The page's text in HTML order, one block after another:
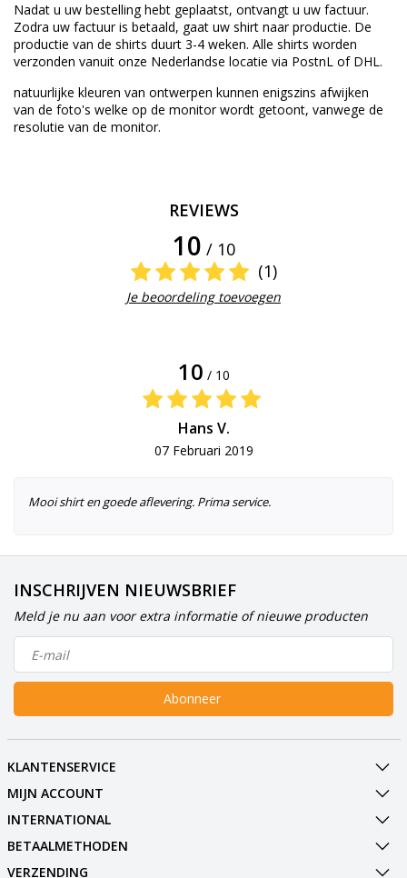
Nadat u uw bestelling hebt geplaatst, ontvangt u uw factuur.
Zodra uw factuur is betaald, gaat uw shirt naar productie. De
productie van de shirts duurt 3-4 weken. Alle shirts worden
verzonden vanuit onze Nederlandse locatie via PostnL of DHL.
natuurlijke kleuren van ontwerpen kunnen enigszins afwijken
van de foto's welke op de monitor wordt getoont, vanwege de
resolutie van de monitor.
REVIEWS
10 / 10
(1)
Je beoordeling toevoegen
10 / 10
Hans V.
07 Februari 2019
Mooi shirt en goede aflevering. Prima service.
INSCHRIJVEN NIEUWSBRIEF
Meld je nu aan voor extra informatie of nieuwe producten
Abonneer
KLANTENSERVICE
MIJN ACCOUNT
INTERNATIONAL
BETAALMETHODEN
VERZENDING